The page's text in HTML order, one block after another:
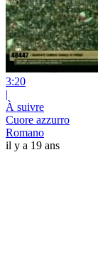
3:20
|
À suivre
Cuore azzurro
Romano
il y a 19 ans